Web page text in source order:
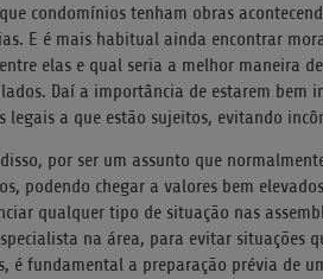
condomínios tenham obras
E é mais habitual ainda encontrar
elas e qual seria a melhor maneira
Daí a importância de estarem bem
legais a que estão sujeitos, evitando
por ser um assunto que
podendo chegar a valores bem
qualquer tipo de situação nas
na área, para evitar situações
é fundamental a preparação prévia de